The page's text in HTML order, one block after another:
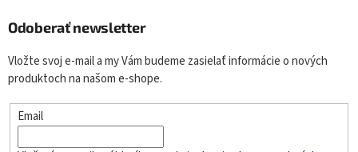
Odoberať newsletter
Vložte svoj e-mail a my Vám budeme zasielať informácie o nových
produktoch na našom e-shope.
Email